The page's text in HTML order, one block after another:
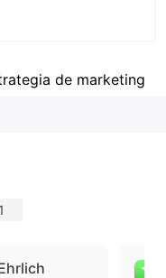
de marketing